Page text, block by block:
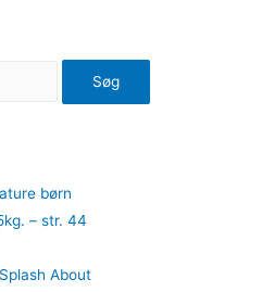
Søg
børn
– str. 44
About